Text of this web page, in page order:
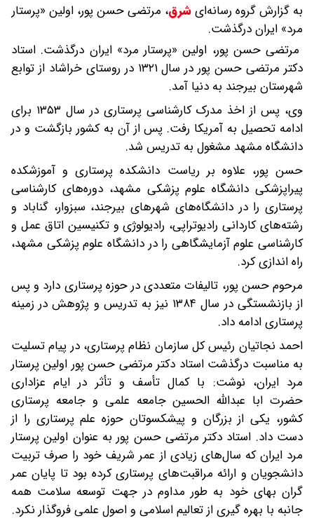
به گزارش گروه رسانه‌ایشرق، مرتضی حسن پور، اولین «پرستار
مرد» ایران درگذشت.
مرتضی حسن پور، اولین «پرستار مرد» ایران درگذشت. استاد
دکتر مرتضی حسن پور در سال ۱۳۲۱ در روستای خراشاد از توابع
شهرستان بیرجند به دنیا آمد.
وی، پس از اخذ مدرک کارشناسی پرستاری در سال ۱۳۵۳ برای
ادامه تحصیل به آمریکا رفت. پس از آن به کشور بازگشت و در
دانشگاه مشهد مشغول به تدریس شد.
حسن پور، علاوه بر ریاست دانشکده پرستاری و آموزشکده
پیراپزشکی دانشگاه علوم پزشکی مشهد، دوره‌های کارشناسی
پرستاری را در دانشگاه‌های شهرهای بیرجند، سبزوار، گناباد و
رشته‌های کاردانی رادیوتراپی، رادیولوژی و تکنیسین اتاق عمل و
کارشناسی علوم آزمایشگاهی را در دانشگاه علوم پزشکی مشهد،
راه اندازی کرد.
مرحوم حسن پور، تالیفات متعددی در حوزه پرستاری دارد و پس
از بازنشستگی در سال ۱۳۸۴ نیز به تدریس و پژوهش در زمینه
پرستاری ادامه داد.
احمد نجاتیان رئیس کل سازمان نظام پرستاری، در پیام تسلیت
به مناسبت درگذشت استاد دکتر مرتضی حسن پور اولین پرستار
مرد ایران، نوشت: با کمال تأسف و تأثر در ایام عزاداری
حضرت ابا عبدالله الحسین جامعه علمی و جامعه پرستاری
کشور، یکی از بزرگان و پیشکسوتان حوزه علم پرستاری را از
دست داد. استاد دکتر مرتضی حسن پور به عنوان اولین پرستار
مرد ایران که سال‌های زیادی از عمر شریف خود را صرف تربیت
دانشجویان و ارائه مراقبت‌های پرستاری کرده بود تا پایان عمر
گران بهای خود به طور مداوم در جهت توسعه سلامت همه
جانبه با بهره گیری از تعالیم اسلامی و اصول علمی فروگذار نکرد.